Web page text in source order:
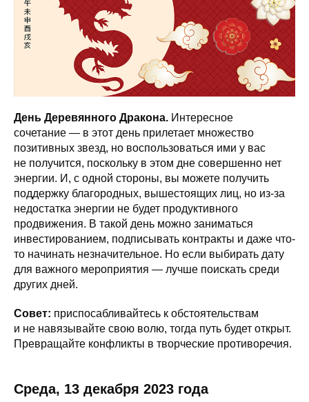
День Деревянного Дракона. Интересное
сочетание — в этот день прилетает множество
позитивных звезд, но воспользоваться ими у вас
не получится, поскольку в этом дне совершенно нет
энергии. И, с одной стороны, вы можете получить
поддержку благородных, вышестоящих лиц, но из-за
недостатка энергии не будет продуктивного
продвижения. В такой день можно заниматься
инвестированием, подписывать контракты и даже что-
то начинать незначительное. Но если выбирать дату
для важного мероприятия — лучше поискать среди
других дней.
Совет: приспосабливайтесь к обстоятельствам
и не навязывайте свою волю, тогда путь будет открыт.
Превращайте конфликты в творческие противоречия.
Среда, 13 декабря 2023 года